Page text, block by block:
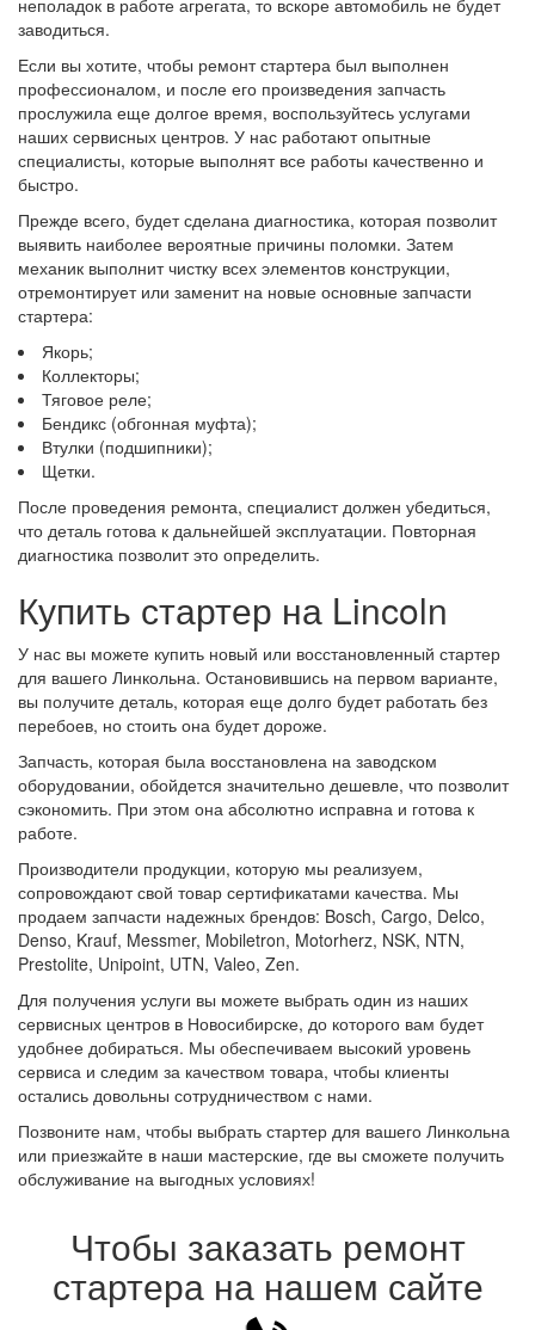
неполадок в работе агрегата, то вскоре автомобиль не будет
заводиться.
Если вы хотите, чтобы ремонт стартера был выполнен
профессионалом, и после его произведения запчасть
прослужила еще долгое время, воспользуйтесь услугами
наших сервисных центров. У нас работают опытные
специалисты, которые выполнят все работы качественно и
быстро.
Прежде всего, будет сделана диагностика, которая позволит
выявить наиболее вероятные причины поломки. Затем
механик выполнит чистку всех элементов конструкции,
отремонтирует или заменит на новые основные запчасти
стартера:
Якорь;
Коллекторы;
Тяговое реле;
Бендикс (обгонная муфта);
Втулки (подшипники);
Щетки.
После проведения ремонта, специалист должен убедиться,
что деталь готова к дальнейшей эксплуатации. Повторная
диагностика позволит это определить.
Купить стартер на Lincoln
У нас вы можете купить новый или восстановленный стартер
для вашего Линкольна. Остановившись на первом варианте,
вы получите деталь, которая еще долго будет работать без
перебоев, но стоить она будет дороже.
Запчасть, которая была восстановлена на заводском
оборудовании, обойдется значительно дешевле, что позволит
сэкономить. При этом она абсолютно исправна и готова к
работе.
Производители продукции, которую мы реализуем,
сопровождают свой товар сертификатами качества. Мы
продаем запчасти надежных брендов: Bosch, Cargo, Delco,
Denso, Krauf, Messmer, Mobiletron, Motorherz, NSK, NTN,
Prestolite, Unipoint, UTN, Valeo, Zen.
Для получения услуги вы можете выбрать один из наших
сервисных центров в Новосибирске, до которого вам будет
удобнее добираться. Мы обеспечиваем высокий уровень
сервиса и следим за качеством товара, чтобы клиенты
остались довольны сотрудничеством с нами.
Позвоните нам, чтобы выбрать стартер для вашего Линкольна
или приезжайте в наши мастерские, где вы сможете получить
обслуживание на выгодных условиях!
Чтобы заказать ремонт
стартера на нашем сайте